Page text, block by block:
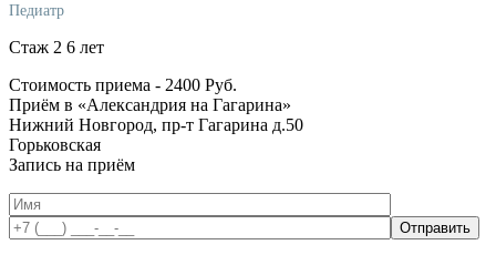
Педиатр
Стаж 2 6 лет
Стоимость приема - 2400 Руб.
Приём в «Александрия на Гагарина»
Нижний Новгород, пр-т Гагарина д.50
Горьковская
Запись на приём